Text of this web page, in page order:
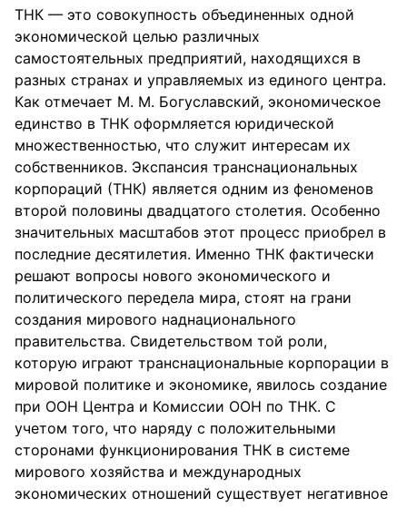
ТНК — это совокупность объединенных одной
экономической целью различных
самостоятельных предприятий, находящихся в
разных странах и управляемых из единого центра.
Как отмечает М. М. Богуславский, экономическое
единство в ТНК оформляется юридической
множественностью, что служит интересам их
собственников. Экспансия транснациональных
корпораций (ТНК) является одним из феноменов
второй половины двадцатого столетия. Особенно
значительных масштабов этот процесс приобрел в
последние десятилетия. Именно ТНК фактически
решают вопросы нового экономического и
политического передела мира, стоят на грани
создания мирового наднационального
правительства. Свидетельством той роли,
которую играют транснациональные корпорации в
мировой политике и экономике, явилось создание
при ООН Центра и Комиссии ООН по ТНК. С
учетом того, что наряду с положительными
сторонами функционирования ТНК в системе
мирового хозяйства и международных
экономических отношений существует негативное